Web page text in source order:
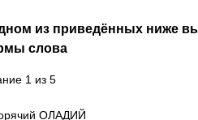
из приведённых ниже
слова
1 из 5
ОЛАДИЙ